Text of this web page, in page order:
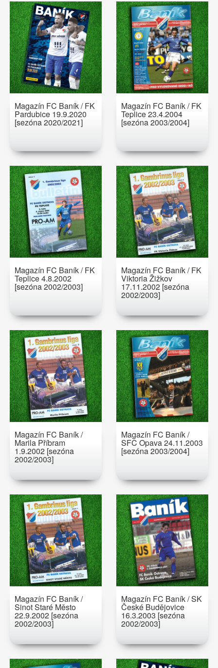
Magazín FC Baník / FK
Pardubice 19.9.2020
[sezóna 2020/2021]
Magazín FC Baník / FK
Teplice 23.4.2004
[sezóna 2003/2004]
Magazín FC Baník / FK
Teplice 4.8.2002
[sezóna 2002/2003]
Magazín FC Baník / FK
Viktoria Žižkov
17.11.2002 [sezóna
2002/2003]
Magazín FC Baník /
Marila Příbram
1.9.2002 [sezóna
2002/2003]
Magazín FC Baník /
SFC Opava 24.11.2003
[sezóna 2003/2004]
Magazín FC Baník /
Sinot Staré Město
22.9.2002 [sezóna
2002/2003]
Magazín FC Baník / SK
České Budějovice
16.3.2003 [sezóna
2002/2003]